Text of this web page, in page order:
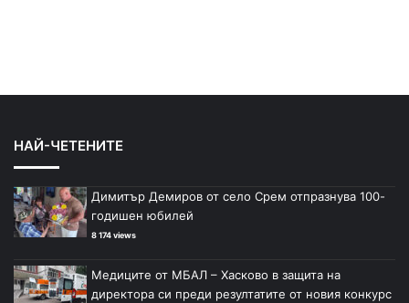
НАЙ-ЧЕТЕНИТЕ
Димитър Демиров от село Срем отпразнува 100-
годишен юбилей
8 174 views
Медиците от МБАЛ – Хасково в защита на
директора си преди резултатите от новия конкурс